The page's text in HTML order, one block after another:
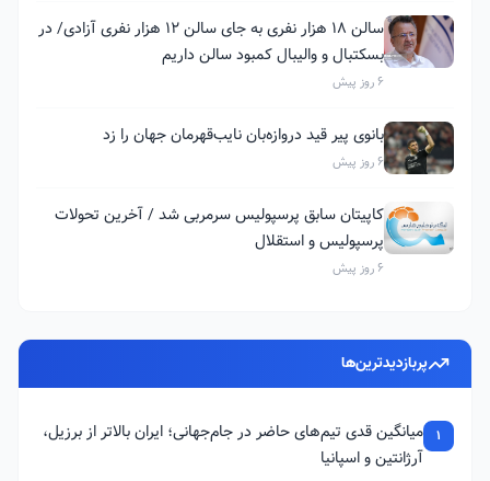
سالن ۱۸ هزار نفری به جای سالن ۱۲ هزار نفری آزادی/ در
بسکتبال و والیبال کمبود سالن داریم
6 روز پیش
بانوی پیر قید دروازه‌بان نایب‌قهرمان جهان را زد
6 روز پیش
کاپیتان سابق پرسپولیس سرمربی شد / آخرین تحولات
پرسپولیس و استقلال
6 روز پیش
پربازدیدترین‌ها
1
میانگین قدی تیم‌های حاضر در جام‌جهانی؛ ایران بالاتر از برزیل،
آرژانتین و اسپانیا